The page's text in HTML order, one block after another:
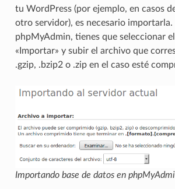
tu WordPress (por ejemplo, en casos
otro servidor), es necesario importarla.
phpMyAdmin, tienes que seleccionar
«Importar» y subir el archivo que
.gzip, .bzip2 o .zip en el caso esté
Importando base de datos en